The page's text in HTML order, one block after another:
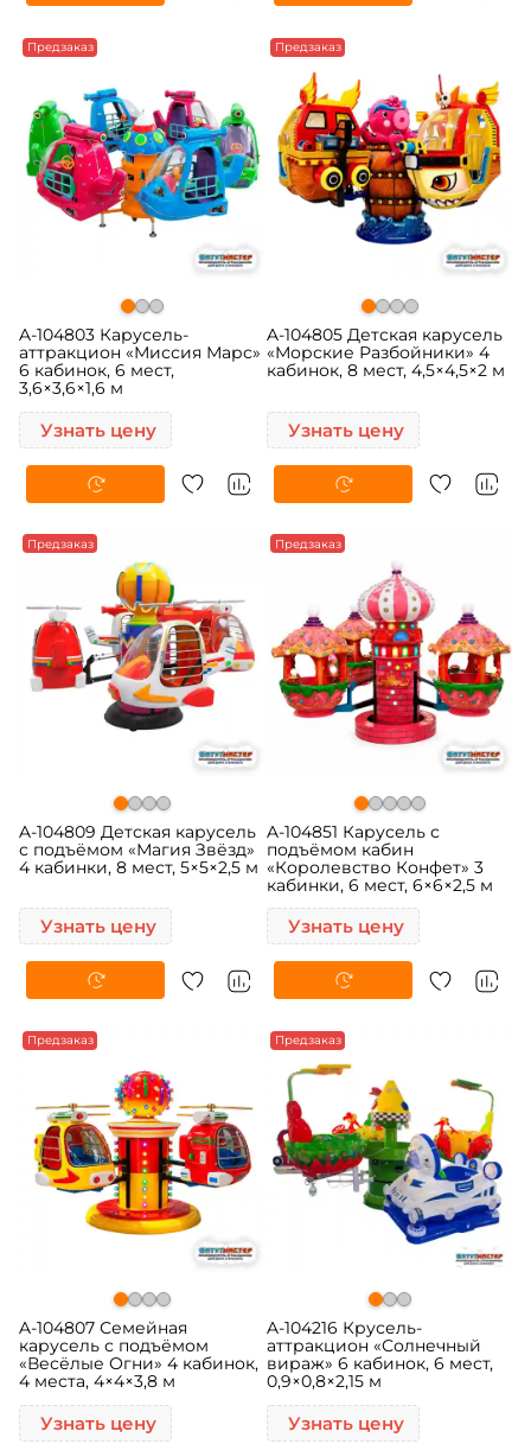
Предзаказ
A-104803 Карусель-
аттракцион «Миссия Марс»
6 кабинок, 6 мест,
3,6×3,6×1,6 м
Узнать цену
Предзаказ
A-104805 Детская карусель
«Морские Разбойники» 4
кабинок, 8 мест, 4,5×4,5×2 м
Узнать цену
Предзаказ
A-104809 Детская карусель
с подъёмом «Магия Звёзд»
4 кабинки, 8 мест, 5×5×2,5 м
Узнать цену
Предзаказ
A-104851 Карусель с
подъёмом кабин
«Королевство Конфет» 3
кабинки, 6 мест, 6×6×2,5 м
Узнать цену
Предзаказ
A-104807 Семейная
карусель с подъёмом
«Весёлые Огни» 4 кабинок,
4 места, 4×4×3,8 м
Узнать цену
Предзаказ
A-104216 Крусель-
аттракцион «Солнечный
вираж» 6 кабинок, 6 мест,
0,9×0,8×2,15 м
Узнать цену